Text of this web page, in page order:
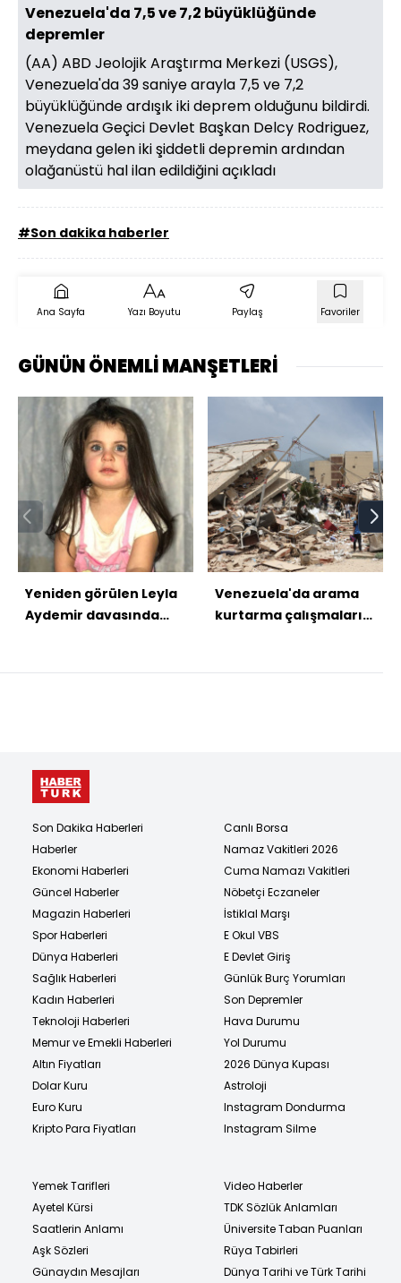
Venezuela'da 7,5 ve 7,2 büyüklüğünde
depremler
(AA) ABD Jeolojik Araştırma Merkezi (USGS),
Venezuela'da 39 saniye arayla 7,5 ve 7,2
büyüklüğünde ardışık iki deprem olduğunu bildirdi.
Venezuela Geçici Devlet Başkan Delcy Rodriguez,
meydana gelen iki şiddetli depremin ardından
olağanüstü hal ilan edildiğini açıkladı
#Son dakika haberler
Ana Sayfa Yazı Boyutu Paylaş Favoriler
GÜNÜN ÖNEMLİ MANŞETLERİ
Yeniden görülen Leyla
Aydemir davasında
Venezuela'da arama
kurtarma çalışmaları
Son Dakika Haberleri
Haberler
Ekonomi Haberleri
Güncel Haberler
Magazin Haberleri
Spor Haberleri
Dünya Haberleri
Sağlık Haberleri
Kadın Haberleri
Teknoloji Haberleri
Memur ve Emekli Haberleri
Altın Fiyatları
Dolar Kuru
Euro Kuru
Kripto Para Fiyatları
Canlı Borsa
Namaz Vakitleri 2026
Cuma Namazı Vakitleri
Nöbetçi Eczaneler
İstiklal Marşı
E Okul VBS
E Devlet Giriş
Günlük Burç Yorumları
Son Depremler
Hava Durumu
Yol Durumu
2026 Dünya Kupası
Astroloji
Instagram Dondurma
Instagram Silme
Yemek Tarifleri
Ayetel Kürsi
Saatlerin Anlamı
Aşk Sözleri
Günaydın Mesajları
Video Haberler
TDK Sözlük Anlamları
Üniversite Taban Puanları
Rüya Tabirleri
Dünya Tarihi ve Türk Tarihi